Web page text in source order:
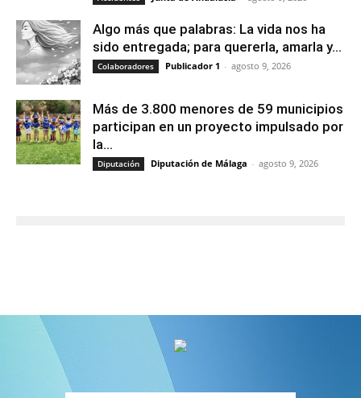
Algo más que palabras: La vida nos ha
sido entregada; para quererla, amarla y...
Colaboradores Publicador 1 - agosto 9, 2026
Más de 3.800 menores de 59 municipios
participan en un proyecto impulsado por
la...
Diputación Diputación de Málaga - agosto 9, 2026